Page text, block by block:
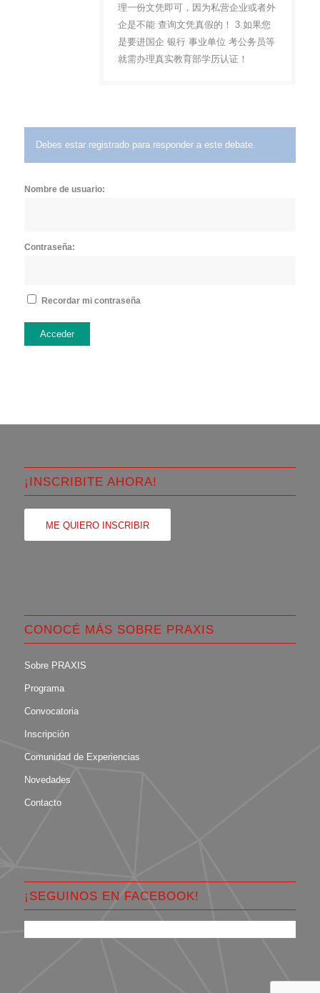
理一份文凭即可，因为私营企业或者外
企是不能 查询文凭真假的！ 3.如果您
是要进国企 银行 事业单位 考公务员等
就需办理真实教育部学历认证！
Debes estar registrado para responder a este debate.
Nombre de usuario:
Contraseña:
Recordar mi contraseña
Acceder
¡INSCRIBITE AHORA!
ME QUIERO INSCRIBIR
CONOCÉ MÁS SOBRE PRAXIS
Sobre PRAXIS
Programa
Convocatoria
Inscripción
Comunidad de Experiencias
Novedades
Contacto
¡SEGUINOS EN FACEBOOK!